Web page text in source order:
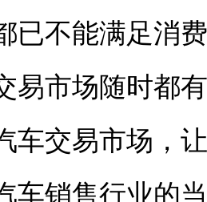
已不能满足消
易市场随时都
车交易市场，
车销售行业的